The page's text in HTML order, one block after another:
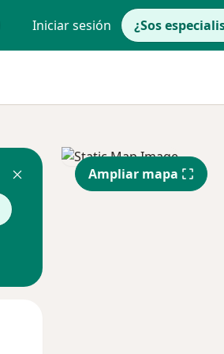
Iniciar sesión ¿Sos
Ampliar mapa